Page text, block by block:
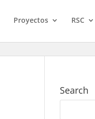
Proyectos RSC
Search